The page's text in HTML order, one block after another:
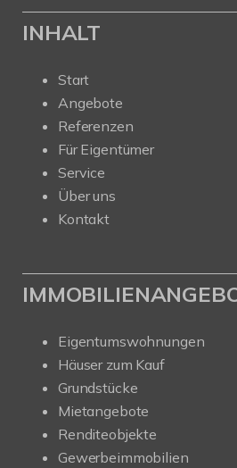
INHALT
Start
Angebote
Referenzen
Für Eigentümer
Service
Über uns
Kontakt
Eigentumswohnungen
Häuser zum Kauf
Grundstücke
Mietangebote
Renditeobjekte
Gewerbeimmobilien